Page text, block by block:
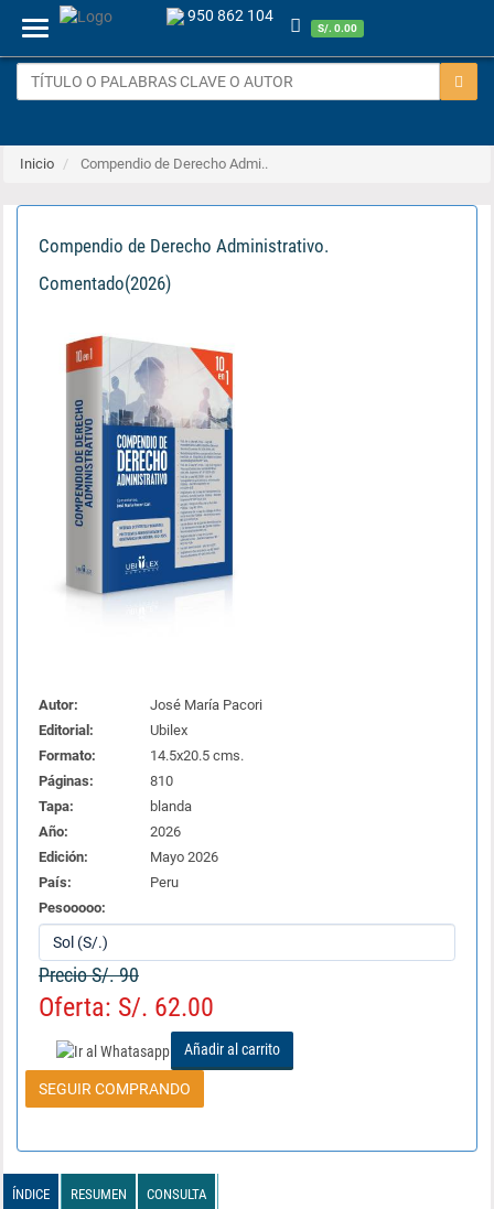
Menu
950 862 104
S/. 0.00
Inicio Compendio de Derecho Admi..
Compendio de Derecho Administrativo.
Comentado(2026)
Autor:
José María Pacori
Editorial:
Ubilex
Formato:
14.5x20.5 cms.
Páginas:
810
Tapa:
blanda
Año:
2026
Edición:
Mayo 2026
País:
Peru
Pesooooo:
Precio S/. 90
Oferta: S/. 62.00
Añadir al carrito
SEGUIR COMPRANDO
ÍNDICE RESUMEN CONSULTA